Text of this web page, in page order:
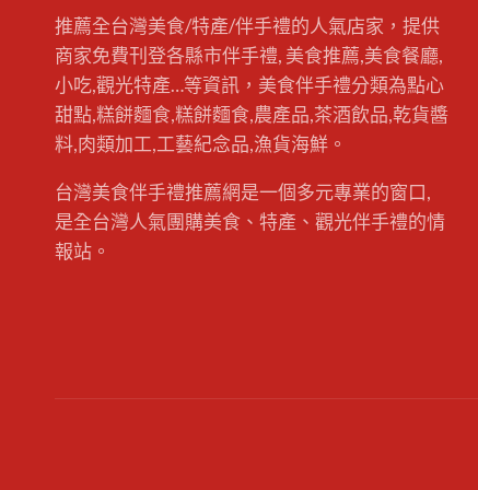
示，冬季是日本觀光客來台旅遊的首選。
除了氣候因素，台灣豐富多樣的美食也是
一大誘因。台灣美食成功吸引國際旅客，
帶動觀光伴手禮商機。 新聞來源：自由財
經 臺鐵首推春節伴手禮「橘祥迎福禮盒」
返鄉回家一路同行 台鐵搶攻…
1
2
2
2
-
2
0
2
5
/
/
2
8
推薦全台灣美食/特產/伴手禮的人氣店家，提供
商家免費刊登各縣市伴手禮, 美食推薦,美食餐廳,
小吃,觀光特產…等資訊，美食伴手禮分類為點心
甜點,糕餅麵食,糕餅麵食,農產品,茶酒飲品,乾貨醬
料,肉類加工,工藝紀念品,漁貨海鮮。
台灣美食伴手禮推薦網是一個多元專業的窗口,
是全台灣人氣團購美食、特產、觀光伴手禮的情
報站。